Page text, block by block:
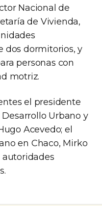
Nacional de
de Vivienda,
dos dormitorios, y
personas con
motriz.
el presidente
Urbano y
Acevedo; el
en Chaco, Mirko
autoridades